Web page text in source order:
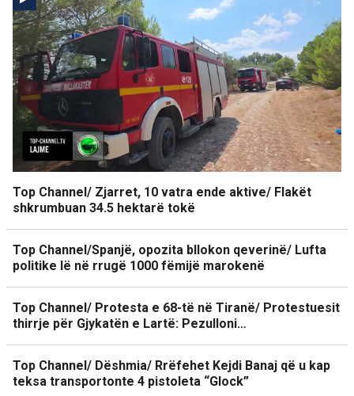
Top Channel/ Zjarret, 10 vatra ende aktive/ Flakët
shkrumbuan 34.5 hektarë tokë
Top Channel/Spanjë, opozita bllokon qeverinë/ Lufta
politike lë në rrugë 1000 fëmijë marokenë
Top Channel/ Protesta e 68-të në Tiranë/ Protestuesit
thirrje për Gjykatën e Lartë: Pezulloni…
Top Channel/ Dëshmia/ Rrëfehet Kejdi Banaj që u kap
teksa transportonte 4 pistoleta “Glock”